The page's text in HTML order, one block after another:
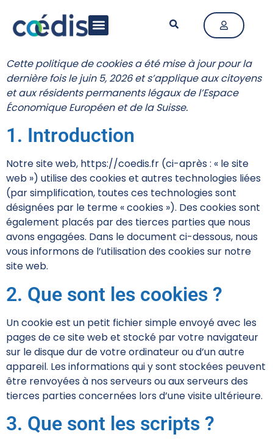
Cette politique de cookies a été mise à jour pour la
dernière fois le juin 5, 2026 et s’applique aux citoyens
et aux résidents permanents légaux de l’Espace
Économique Européen et de la Suisse.
1. Introduction
Notre site web, https://coedis.fr (ci-après : « le site
web ») utilise des cookies et autres technologies liées
(par simplification, toutes ces technologies sont
désignées par le terme « cookies »). Des cookies sont
également placés par des tierces parties que nous
avons engagées. Dans le document ci-dessous, nous
vous informons de l’utilisation des cookies sur notre
site web.
2. Que sont les cookies ?
Un cookie est un petit fichier simple envoyé avec les
pages de ce site web et stocké par votre navigateur
sur le disque dur de votre ordinateur ou d’un autre
appareil. Les informations qui y sont stockées peuvent
être renvoyées à nos serveurs ou aux serveurs des
tierces parties concernées lors d’une visite ultérieure.
3. Que sont les scripts ?